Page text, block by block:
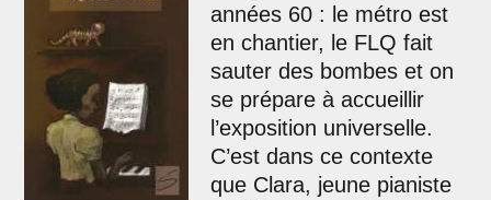
années 60 : le métro est
en chantier, le FLQ fait
sauter des bombes et on
se prépare à accueillir
l’exposition universelle.
C’est dans ce contexte
que Clara, jeune pianiste